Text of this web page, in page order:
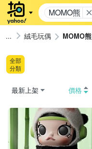
MOMO熊
絨毛玩偶 MOMO熊
全部
分類
最新上架 價格